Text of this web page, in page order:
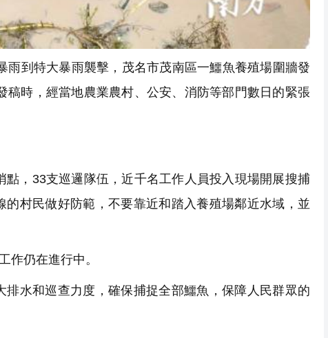
到特大暴雨襲擊，茂名市茂南區一鱷魚養殖場圍牆發
時，經當地農業農村、公安、消防等部門數日的緊張
，33支巡邏隊伍，近千名工作人員投入現場開展搜捕
村民做好防範，不要靠近和踏入養殖場鄰近水域，並
作仍在進行中。
水和巡查力度，確保捕捉全部鱷魚，保障人民群眾的